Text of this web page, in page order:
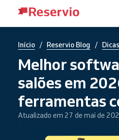
Início / Reservio Blog /
Melhor
salões em
ferramentas
Atualizado em 27 de mai de